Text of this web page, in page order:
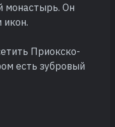
монастырь. Он
икон.
Приокско-
есть зубровый